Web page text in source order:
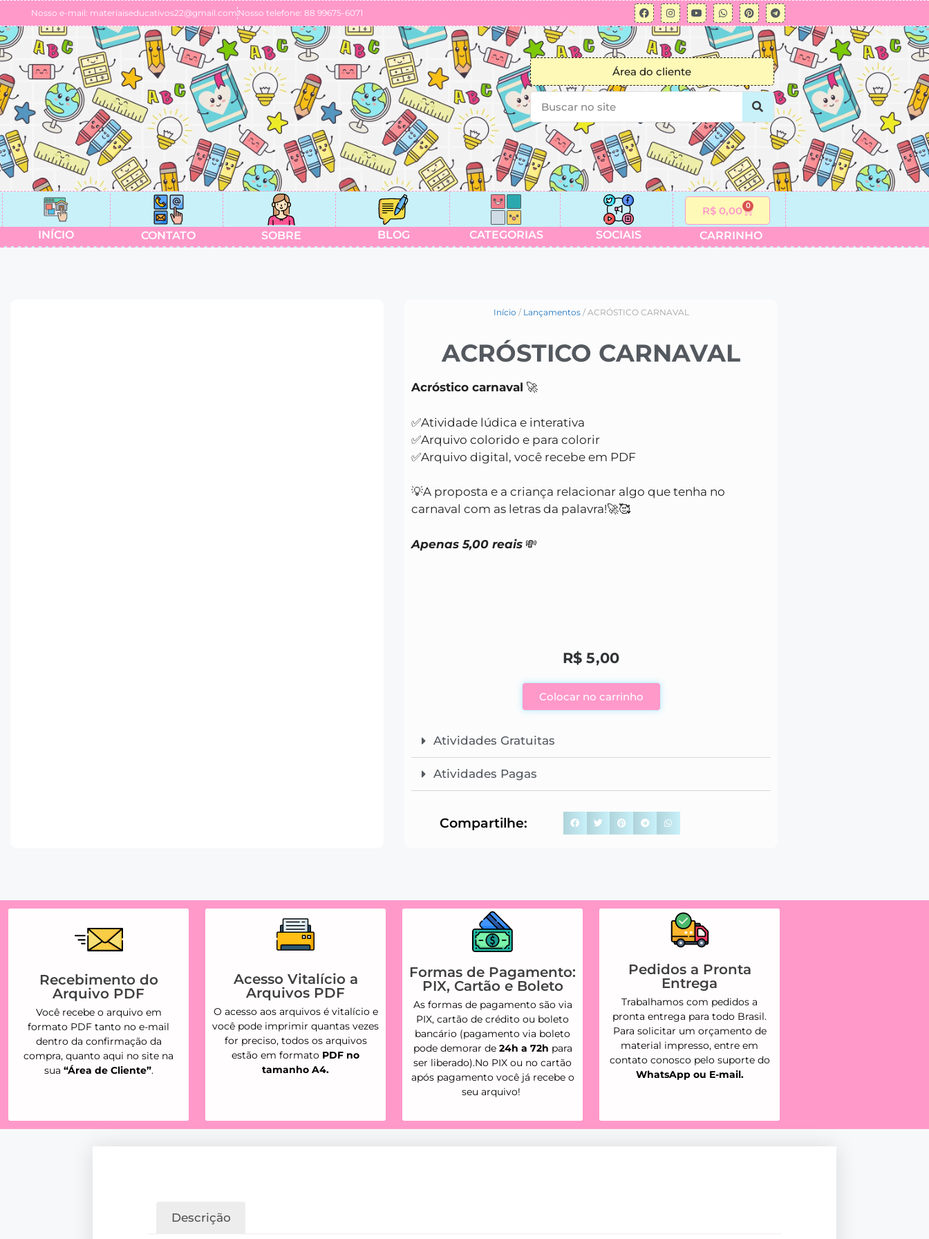
Nosso e-mail: materiaiseducativos22@gmail.com Nosso telefone: 88 99675-6071
Área do cliente
INÍCIO CONTATO SOBRE BLOG CATEGORIAS SOCIAIS
R$ 0,00 0
CARRINHO
Início / Lançamentos/ ACRÓSTICO CARNAVAL
ACRÓSTICO CARNAVAL
Acróstico carnaval 🚀
✅Atividade lúdica e interativa
✅Arquivo colorido e para colorir
✅Arquivo digital, você recebe em PDF
💡A proposta e a criança relacionar algo que tenha no
carnaval com as letras da palavra!🚀🥰
Apenas 5,00 reais 💸
R$ 5,00
Colocar no carrinho
Atividades Gratuitas
Atividades Pagas
Compartilhe:
Recebimento do
Arquivo PDF
Você recebe o arquivo em
formato PDF tanto no e-mail
dentro da confirmação da
compra, quanto aqui no site na
sua “Área de Cliente”.
Acesso Vitalício a
Arquivos PDF
O acesso aos arquivos é vitalício e
você pode imprimir quantas vezes
for preciso, todos os arquivos
estão em formato PDF no
tamanho A4.
Formas de Pagamento:
PIX, Cartão e Boleto
As formas de pagamento são via
PIX, cartão de crédito ou boleto
bancário (pagamento via boleto
pode demorar de 24h a 72h para
ser liberado).No PIX ou no cartão
após pagamento você já recebe o
seu arquivo!
Pedidos a Pronta
Entrega
Trabalhamos com pedidos a
pronta entrega para todo Brasil.
Para solicitar um orçamento de
material impresso, entre em
contato conosco pelo suporte do
WhatsApp ou E-mail.
Descrição